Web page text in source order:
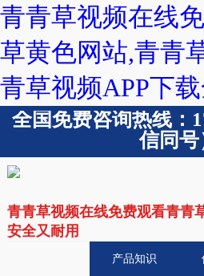
青青草视频在线
草黄色网站,青青
青草视频APP下
全国免费咨询热线
信同号
青青草视频在线免费观看青青草
安全又耐用
产品知识